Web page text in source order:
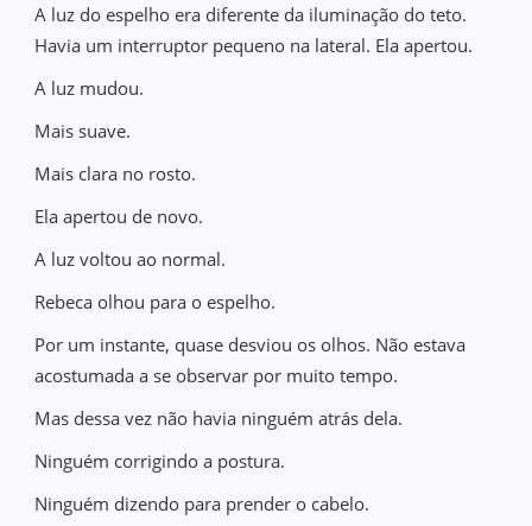
A luz do espelho era diferente da iluminação do teto.
Havia um interruptor pequeno na lateral. Ela apertou.
A luz mudou.
Mais suave.
Mais clara no rosto.
Ela apertou de novo.
A luz voltou ao normal.
Rebeca olhou para o espelho.
Por um instante, quase desviou os olhos. Não estava
acostumada a se observar por muito tempo.
Mas dessa vez não havia ninguém atrás dela.
Ninguém corrigindo a postura.
Ninguém dizendo para prender o cabelo.